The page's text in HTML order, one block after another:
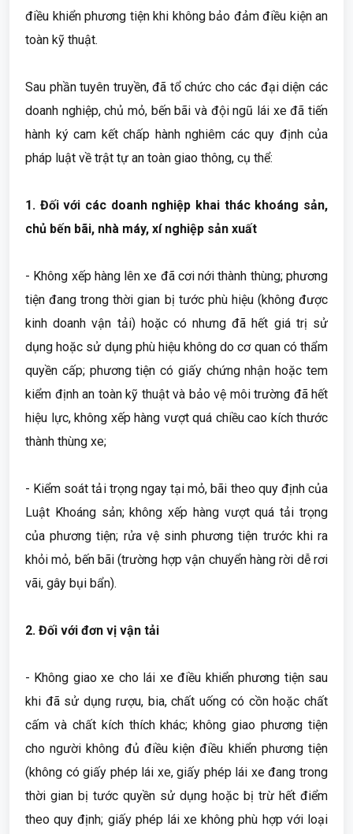
điều khiển phương tiện khi không bảo đảm điều kiện an
toàn kỹ thuật.
Sau phần tuyên truyền, đã tổ chức cho các đại diện các
doanh nghiệp, chủ mỏ, bến bãi và đội ngũ lái xe đã tiến
hành ký cam kết chấp hành nghiêm các quy định của
pháp luật về trật tự an toàn giao thông, cụ thể:
1. Đối với các doanh nghiệp khai thác khoáng sản,
chủ bến bãi, nhà máy, xí nghiệp sản xuất
- Không xếp hàng lên xe đã cơi nới thành thùng; phương
tiện đang trong thời gian bị tước phù hiệu (không được
kinh doanh vận tải) hoặc có nhưng đã hết giá trị sử
dụng hoặc sử dụng phù hiệu không do cơ quan có thẩm
quyền cấp; phương tiện có giấy chứng nhận hoặc tem
kiểm định an toàn kỹ thuật và bảo vệ môi trường đã hết
hiệu lực, không xếp hàng vượt quá chiều cao kích thước
thành thùng xe;
- Kiểm soát tải trọng ngay tại mỏ, bãi theo quy định của
Luật Khoáng sản; không xếp hàng vượt quá tải trọng
của phương tiện; rửa vệ sinh phương tiện trước khi ra
khỏi mỏ, bến bãi (trường hợp vận chuyển hàng rời dễ rơi
vãi, gây bụi bẩn).
2. Đối với đơn vị vận tải
- Không giao xe cho lái xe điều khiển phương tiện sau
khi đã sử dụng rượu, bia, chất uống có cồn hoặc chất
cấm và chất kích thích khác; không giao phương tiện
cho người không đủ điều kiện điều khiển phương tiện
(không có giấy phép lái xe, giấy phép lái xe đang trong
thời gian bị tước quyền sử dụng hoặc bị trừ hết điểm
theo quy định; giấy phép lái xe không phù hợp với loại